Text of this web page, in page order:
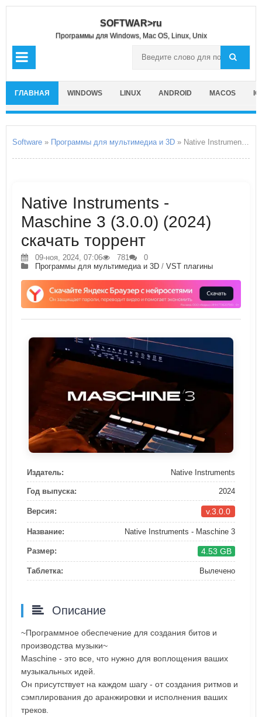
SOFTWAR>ru
Программы для Windows, Mac OS, Linux, Unix
ГЛАВНАЯ WINDOWS LINUX ANDROID MACOS
Software » Программы для мультимедиа и 3D » Native Instruments - Maschine 3
Native Instruments -
Maschine 3 (3.0.0) (2024)
скачать торрент
09-ноя, 2024, 07:06 781
0
Программы для мультимедиа и 3D / VST плагины
Издатель: Native Instruments
Год выпуска: 2024
Версия: v.3.0.0
Название: Native Instruments - Maschine 3
Размер: 4.53 GB
Таблетка: Вылечено
Описание
~Программное обеспечение для создания битов и
производства музыки~
Maschine - это все, что нужно для воплощения ваших
музыкальных идей.
Он присутствует на каждом шагу - от создания ритмов и
сэмплирования до аранжировки и исполнения ваших
треков.